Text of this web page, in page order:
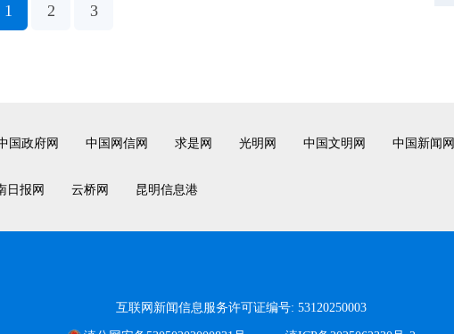
1 2 3
国政府网 中国网信网 求是网 光明网 中国文明网 中国新闻网
日报网 云桥网 昆明信息港
互联网新闻信息服务许可证编号: 53120250003